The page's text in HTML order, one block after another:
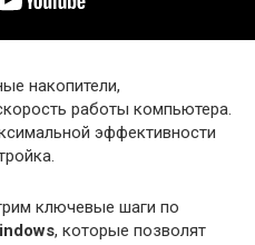
накопители,
работы компьютера.
эффективности
ключевые шаги по
, которые позволят